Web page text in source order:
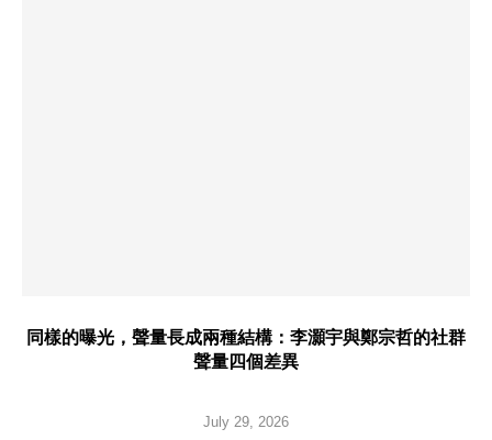
同樣的曝光，聲量長成兩種結構：李灝宇與鄭宗哲的社群
聲量四個差異
July 29, 2026